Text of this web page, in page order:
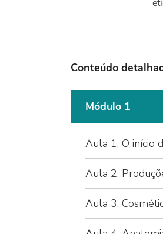
Conteúdo
Módulo 1
Aula 1. O início
Aula 2.
Aula 3.